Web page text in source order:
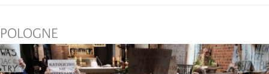
POLOGNE